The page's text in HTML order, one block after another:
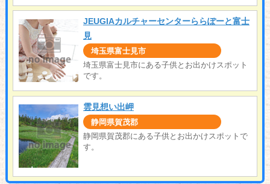
JEUGIAカルチャーセンターららぽーと富士
見
埼玉県富士見市
埼玉県富士見市にある子供とお出かけスポット
です。
雲見想い出岬
静岡県賀茂郡
静岡県賀茂郡にある子供とお出かけスポットで
す。